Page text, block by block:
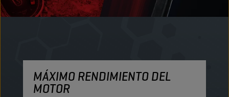
MÁXIMO RENDIMIENTO DEL
MOTOR